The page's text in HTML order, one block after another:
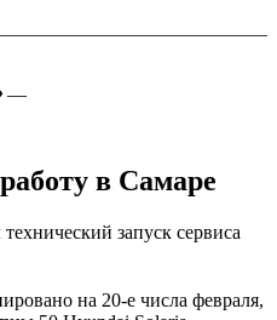
—
в Самаре
запуск сервиса
на 20-е числа февраля,